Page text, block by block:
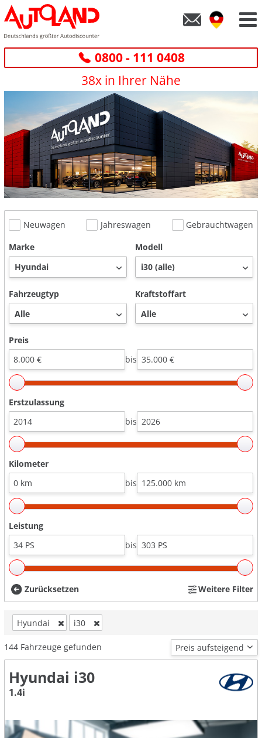
0800 - 111 0408
38x in Ihrer Nähe
Neuwagen Jahreswagen
Gebrauchtwagen
Marke
Modell
Fahrzeugtyp Kraftstoffart
Preis
bis
Erstzulassung
bis
Kilometer
bis
Leistung
bis
Zurücksetzen Weitere Filter
Hyundai i30
144 Fahrzeuge gefunden
Hyundai i30
1.4i